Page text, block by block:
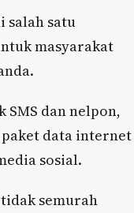
salah satu
masyarakat
dan nelpon,
data internet
sosial.
semurah